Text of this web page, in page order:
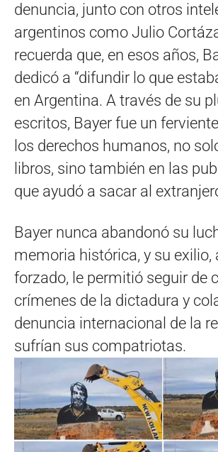
denuncia, junto con otros
argentinos como Julio
recuerda que, en esos años,
dedicó a “difundir lo que
en Argentina. A través de su
escritos, Bayer fue un
los derechos humanos, no
libros, sino también en las
que ayudó a sacar al
Bayer nunca abandonó su
memoria histórica, y su exilio,
forzado, le permitió seguir de
crímenes de la dictadura y
denuncia internacional de la
sufrían sus compatriotas.